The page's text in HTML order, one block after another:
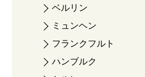
ベルリン
ミュンヘン
フランクフルト
ハンブルク